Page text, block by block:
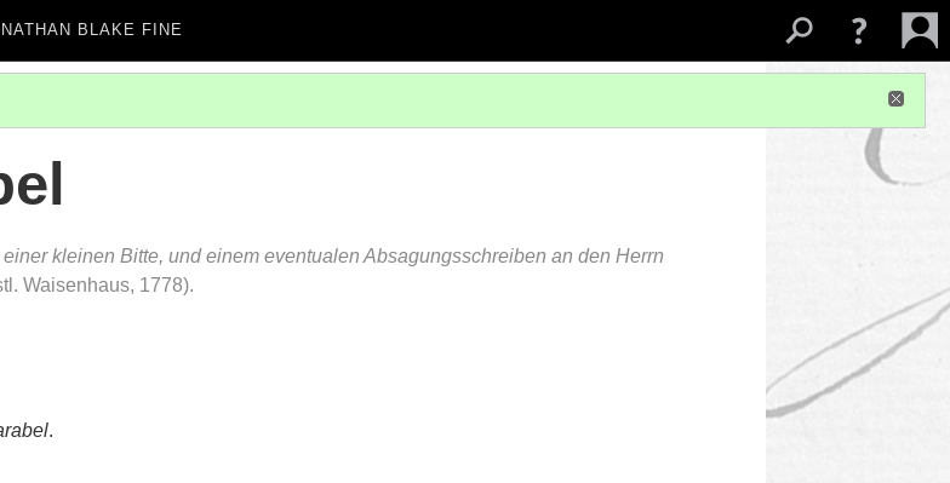
BLAKE FINE
kleinen Bitte, und einem eventualen Absagungsschreiben an den Herrn
Waisenhaus, 1778).
.